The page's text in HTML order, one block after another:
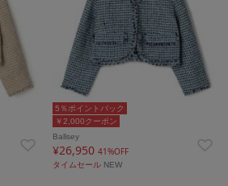
￥2,000クーポン
5％ポイントバック
Ballsey
¥26,95041%OFF
タイムセール NEW